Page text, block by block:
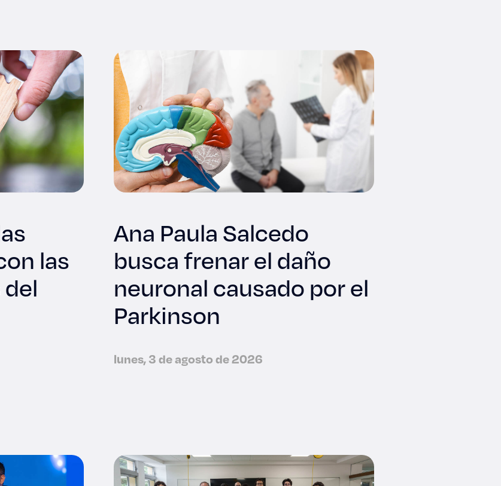
las
Ana Paula Salcedo
busca frenar el daño
neuronal causado por el
Parkinson
lunes, 3 de agosto de 2026